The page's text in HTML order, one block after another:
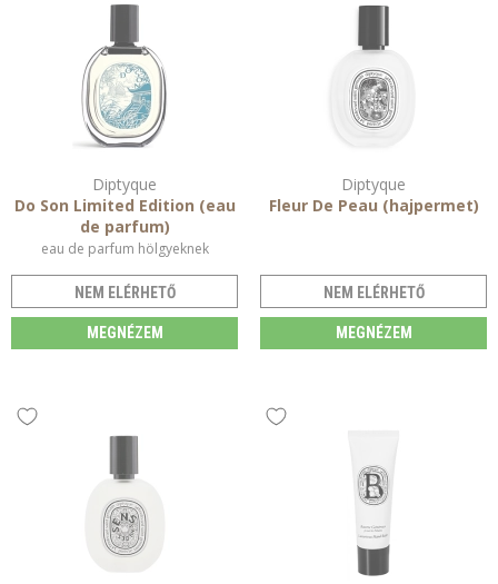
Diptyque
Do Son Limited Edition (eau
de parfum)
eau de parfum hölgyeknek
NEM ELÉRHETŐ
MEGNÉZEM
Diptyque
Fleur De Peau (hajpermet)
NEM ELÉRHETŐ
MEGNÉZEM